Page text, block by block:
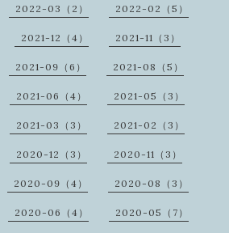
2022-03（2） 2022-02（5）
2021-12（4） 2021-11（3）
2021-09（6） 2021-08（5）
2021-06（4） 2021-05（3）
2021-03（3） 2021-02（3）
2020-12（3） 2020-11（3）
2020-09（4） 2020-08（3）
2020-06（4） 2020-05（7）